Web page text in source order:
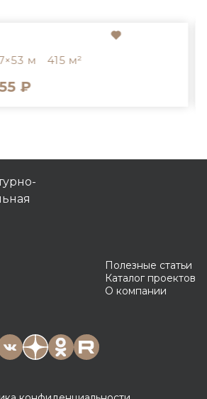
м 415 м²
₽
Полезные статьи
Каталог проектов
О компании